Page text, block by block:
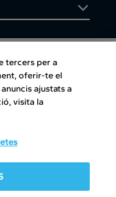
cookies
tercers per a
oferir-te el
ajustats a
visita la